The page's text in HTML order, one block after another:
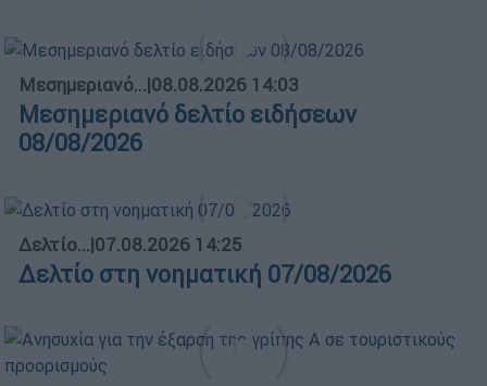
Μεσημεριανό...|08.08.2026 14:03
Μεσημεριανό δελτίο ειδήσεων
08/08/2026
Δελτίο...|07.08.2026 14:25
Δελτίο στη νοηματική 07/08/2026